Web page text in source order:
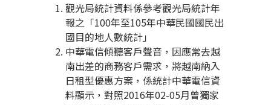
觀光局統計資料係參考觀光局統計年
報之「100年至105年中華民國國民出
國目的地人數統計」
中華電信傾聽客戶聲音，因應常去越
南出差的商務客戶需求，將越南納入
日租型優惠方案，係統計中華電信資
料顯示，對照2016年02-05月曾獨家